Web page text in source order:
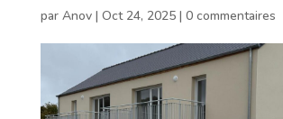
par Anov| Oct 24, 2025| 0 commentaires